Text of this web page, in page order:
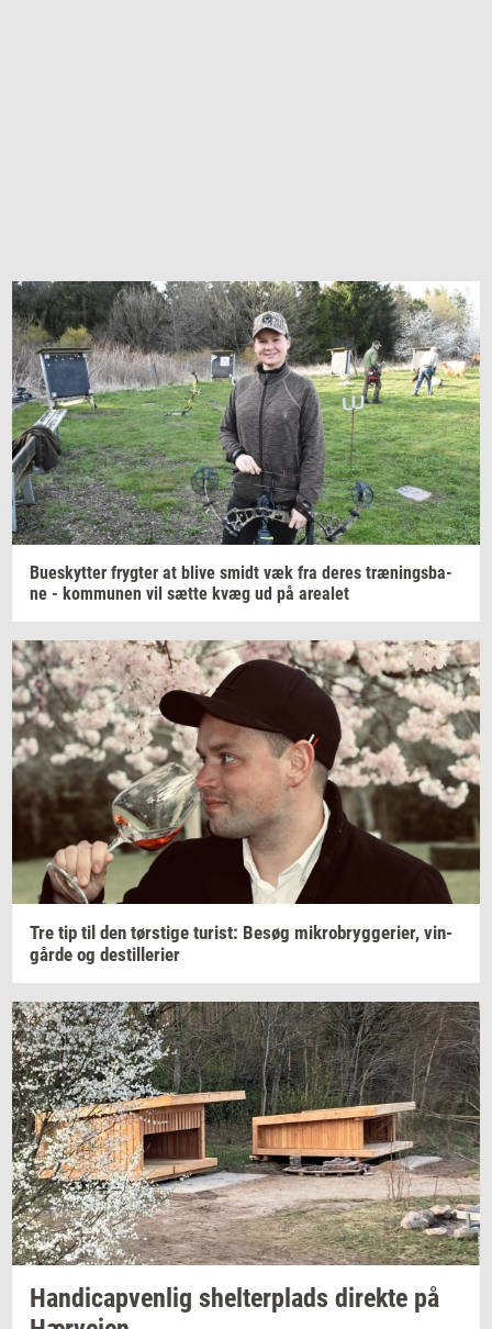
Bu­e­skyt­ter fryg­ter at blive smidt væk fra deres træ­nings­ba­
ne - kom­mu­nen vil sætte kvæg ud på are­a­let
Tre tip til den tørsti­ge turist: Besøg mi­kro­bryg­ge­ri­er, vin­
går­de og destil­le­ri­er
Han­di­cap­ven­lig shel­ter­plads di­rek­te på